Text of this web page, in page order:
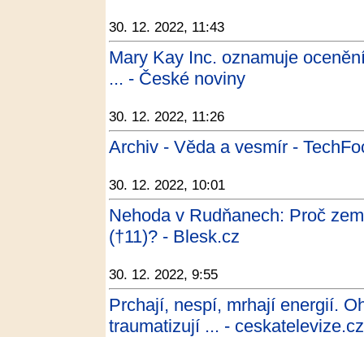
30. 12. 2022, 11:43
Mary Kay Inc. oznamuje
... - České noviny
30. 12. 2022, 11:26
Archiv - Věda a vesmír -
30. 12. 2022, 10:01
Nehoda v Rudňanech: Proč
(†11)? - Blesk.cz
30. 12. 2022, 9:55
Prchají, nespí, mrhají energií.
traumatizují ... -